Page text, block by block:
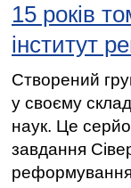
15 років
інститут
Створений
у своєму
наук. Це
завдання
реформування